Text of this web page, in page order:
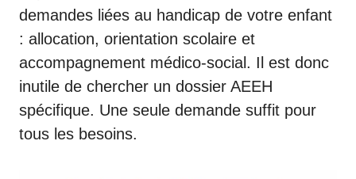
demandes liées au handicap de votre enfant
: allocation, orientation scolaire et
accompagnement médico-social. Il est donc
inutile de chercher un dossier AEEH
spécifique. Une seule demande suffit pour
tous les besoins.